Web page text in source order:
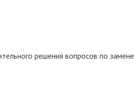
решения вопросов по замене